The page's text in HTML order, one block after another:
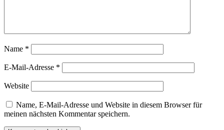
Name *
E-Mail-Adresse *
Website
Name, E-Mail-Adresse und Website in diesem Browser für
meinen nächsten Kommentar speichern.